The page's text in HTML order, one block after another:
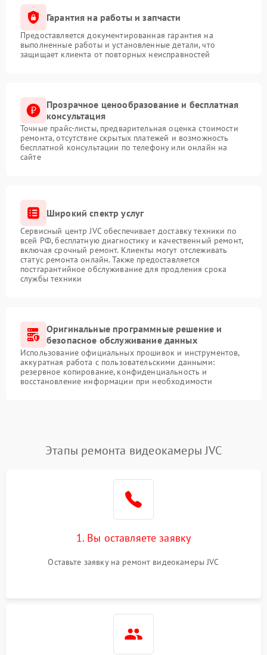
Гарантия на работы и запчасти
Предоставляется документированная гарантия на
выполненные работы и установленные детали, что
защищает клиента от повторных неисправностей
Прозрачное ценообразование и бесплатная
консультация
Точные прайс-листы, предварительная оценка стоимости
ремонта, отсутствие скрытых платежей и возможность
бесплатной консультации по телефону или онлайн на
сайте
Широкий спектр услуг
Сервисный центр JVC обеспечивает доставку техники по
всей РФ, бесплатную диагностику и качественный ремонт,
включая срочный ремонт. Клиенты могут отслеживать
статус ремонта онлайн. Также предоставляется
постгарантийное обслуживание для продления срока
службы техники
Оригинальные программные решение и
безопасное обслуживание данных
Использование официальных прошивок и инструментов,
аккуратная работа с пользовательскими данными:
резервное копирование, конфиденциальность и
восстановление информации при необходимости
Этапы ремонта видеокамеры JVC
1. Вы оставляете заявку
Оставьте заявку на ремонт видеокамеры JVC